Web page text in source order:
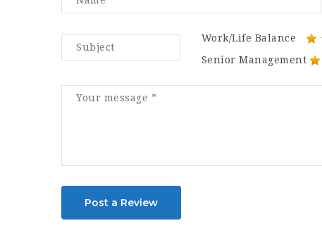
Work/Life Balance
Senior Management
Post a Review